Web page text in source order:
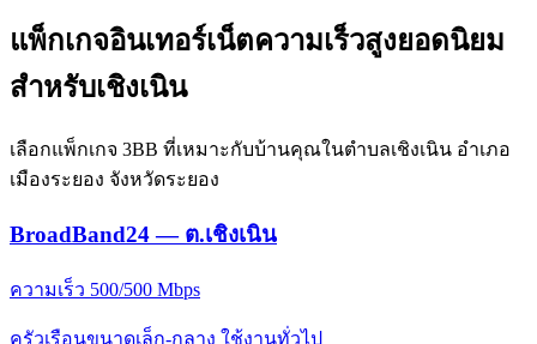
แพ็กเกจอินเทอร์เน็ตความเร็วสูงยอดนิยม
สำหรับเชิงเนิน
เลือกแพ็กเกจ 3BB ที่เหมาะกับบ้านคุณในตำบลเชิงเนิน อำเภอ
เมืองระยอง จังหวัดระยอง
BroadBand24 — ต.เชิงเนิน
ความเร็ว 500/500 Mbps
ครัวเรือนขนาดเล็ก-กลาง ใช้งานทั่วไป